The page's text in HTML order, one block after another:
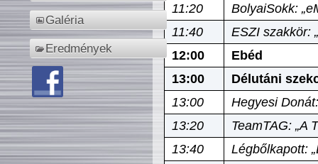
Galéria
Eredmények
11:20
BolyaiSokk:
11:40
ESZI szakkör:
12:00
Ebéd
13:00
Délutáni
13:00
Hegyesi
13:20
TeamTAG: „A
13:40
Légbőlkapott: